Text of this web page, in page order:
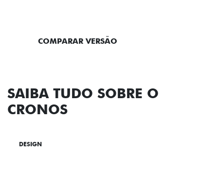
COMPARAR VERSÃO
SAIBA TUDO SOBRE O
CRONOS
DESIGN